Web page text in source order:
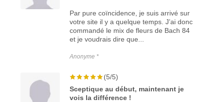
Par pure coïncidence, je suis arrivé sur
votre site il y a quelque temps. J’ai donc
commandé le mix de fleurs de Bach 84
et je voudrais dire que...
Anonyme *
(5/5)
Sceptique au début, maintenant je
vois la différence !